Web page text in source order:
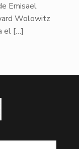
Emisael
Wolowitz
el […]